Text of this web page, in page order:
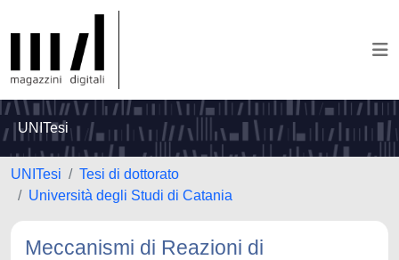
UNITesi
UNITesi
Tesi di dottorato
Università degli Studi di Catania
Meccanismi di Reazioni di